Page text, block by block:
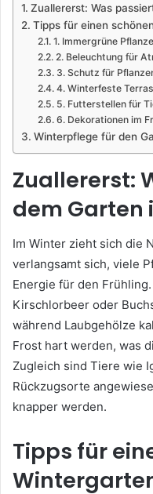
Zuallererst: Was
Tipps für einen
1. Immergrüne
2. Beleuchtung für
3. Schutz für
4. Winterfeste
5. Futterstellen für
6. Dekorationen im
Winterpflege für den
Zuallererst:
dem Garten
Im Winter zieht sich die
verlangsamt sich, viele
Energie für den
Kirschlorbeer oder
während Laubgehölze
Frost hart werden, was
Zugleich sind Tiere wie
Rückzugsorte
knapper werden.
Tipps für